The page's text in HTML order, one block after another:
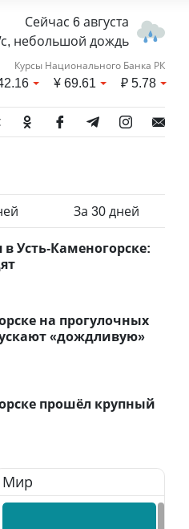
Сейчас 6 августа
с, небольшой дождь
Курсы Национального Банка РК
¥69.61 ₽5.78
За 30 дней
Усть-Каменогорске:
на прогулочных
«дождливую»
прошёл крупный
Мир